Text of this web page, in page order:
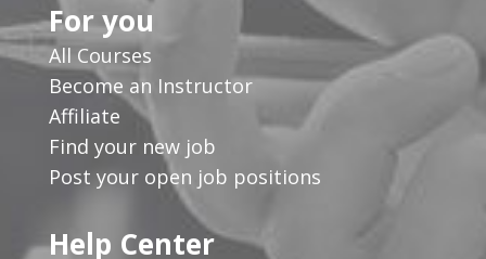
For you
All Courses
Become an Instructor
Affiliate
Find your new job
Post your open job positions
Help Center